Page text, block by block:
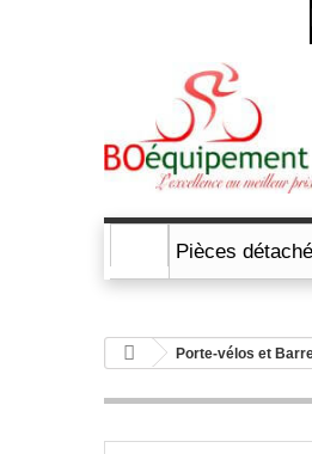
Pièces
Porte-vélos et